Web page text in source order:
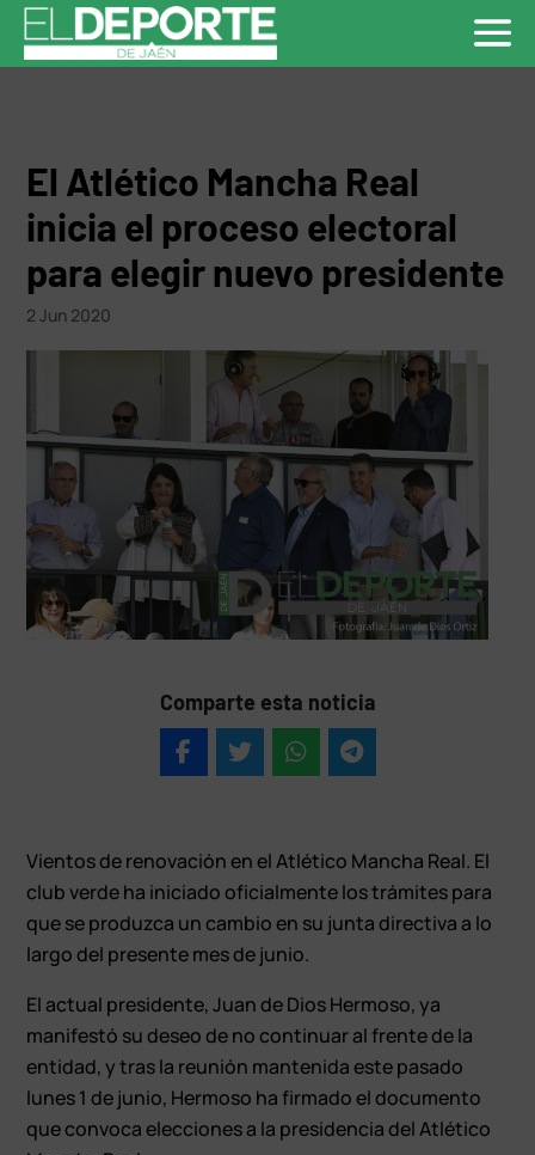
El Atlético Mancha Real
inicia el proceso electoral
para elegir nuevo presidente
2 Jun 2020
Comparte esta noticia
Vientos de renovación en el Atlético Mancha Real. El
club verde ha iniciado oficialmente los trámites para
que se produzca un cambio en su junta directiva a lo
largo del presente mes de junio.
El actual presidente, Juan de Dios Hermoso, ya
manifestó su deseo de no continuar al frente de la
entidad, y tras la reunión mantenida este pasado
lunes 1 de junio, Hermoso ha firmado el documento
que convoca elecciones a la presidencia del Atlético